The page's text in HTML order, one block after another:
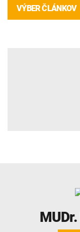
VÝBER ČLÁNKOV
MUDr.